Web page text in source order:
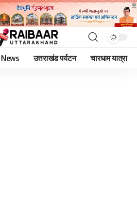
उत्तराखंड पर्यटन चारधाम यात्रा